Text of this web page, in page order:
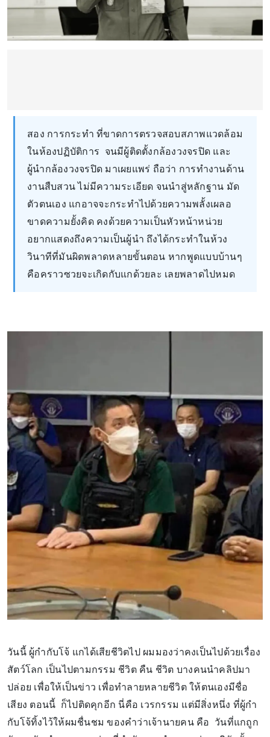
สอง การกระทำ ที่ขาดการตรวจสอบสภาพแวดล้อม
ในห้องปฏิบัติการ จนมีผู้ติดตั้งกล้องวงจรปิด และ
ผู้นำกล้องวงจรปิด มาเผยแพร่ ถือว่า การทำงานด้าน
งานสืบสวน ไม่มีความระเอียด จนนำสู่หลักฐาน มัด
ตัวตนเอง แกอาจจะกระทำไปด้วยความพลั้งเผลอ
ขาดความยั้งคิด คงด้วยความเป็นหัวหน้าหน่วย
อยากแสดงถึงความเป็นผู้นำ ถึงได้กระทำในห้วง
วินาทีที่มันผิดพลาดหลายขั้นตอน หากพูดแบบบ้านๆ
คือคราวซวยจะเกิดกับแกด้วยละ เลยพลาดไปหมด
วันนี้ ผู้กำกับโจ้ แกได้เสียชีวิตไป ผมมองว่าคงเป็นไปด้วยเรื่อง
สัตว์โลก เป็นไปตามกรรม ชีวิต คืน ชีวิต บางคนนำคลิปมา
ปล่อย เพื่อให้เป็นข่าว เพื่อทำลายหลายชีวิต ให้ตนเองมีชื่อ
เสียง ตอนนี้ ก็ไปติดคุกอีก นี่คือ เวรกรรม แต่มีสิ่งหนึ่ง ที่ผู้กำ
กับโจ้ทิ้งไว้ให้ผมชื่นชม ของคำว่าเจ้านายคน คือ วันที่แกถูก